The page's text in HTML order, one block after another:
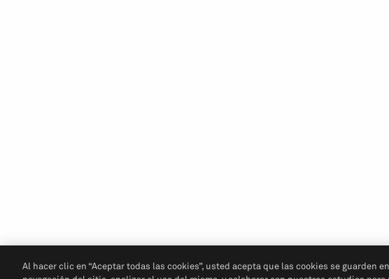
Al hacer clic en “Aceptar todas las cookies”, usted acepta que las cookies se guarden